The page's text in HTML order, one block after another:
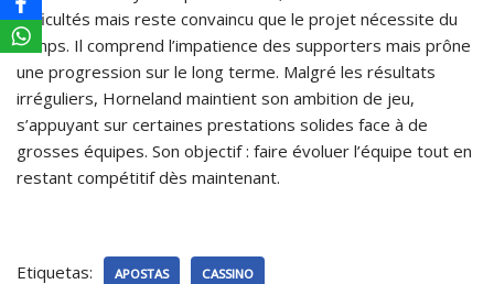
difficultés mais reste convaincu que le projet nécessite du
temps. Il comprend l’impatience des supporters mais prône
une progression sur le long terme. Malgré les résultats
irréguliers, Horneland maintient son ambition de jeu,
s’appuyant sur certaines prestations solides face à de
grosses équipes. Son objectif : faire évoluer l’équipe tout en
restant compétitif dès maintenant.
Etiquetas: APOSTAS CASSINO